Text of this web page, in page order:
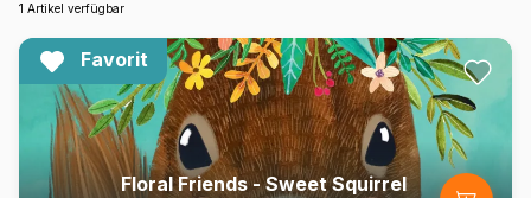
1 Artikel verfügbar
Favorit
Floral Friends - Sweet Squirrel